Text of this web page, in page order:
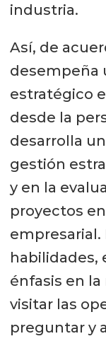
industria.
Así, de
desempeña
estratégico
desde la
desarrolla
gestión
y en la
proyectos
empresarial.
habilidades,
énfasis en
visitar las
preguntar y